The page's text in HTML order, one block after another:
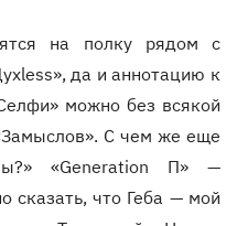
на полку рядом с
да и аннотацию к
можно без всякой
С чем же еще
«Generation П» —
сказать, что Геба — мой